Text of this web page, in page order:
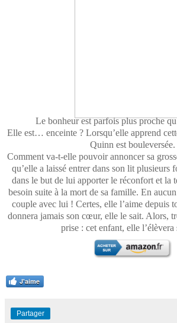
Le bonheur est parfois plus proche
Elle est… enceinte ? Lorsqu’elle apprend
Quinn est bouleversée.
Comment va-t-elle pouvoir annoncer sa
qu’elle a laissé entrer dans son lit plusieurs
dans le but de lui apporter le réconfort et la
besoin suite à la mort de sa famille. En
couple avec lui ! Certes, elle l’aime depuis
donnera jamais son cœur, elle le sait. Alors,
prise : cet enfant, elle
J'aime
Partager